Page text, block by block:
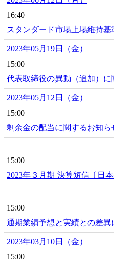
16:40
スタンダード市場上場維持
2023年05月19日（金）
15:00
代表取締役の異動（追加）
2023年05月12日（金）
15:00
剰余金の配当に関するお知ら
15:00
2023年３月期 決算短信〔日
15:00
通期業績予想と実績との差
2023年03月10日（金）
15:00